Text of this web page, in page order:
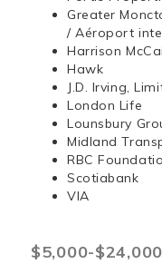
Greater
/ Aéroport
Harrison
Hawk
J.D. Irving,
London Life
Lounsbury
Midland
RBC
Scotiabank
VIA
$5,000-$24,000